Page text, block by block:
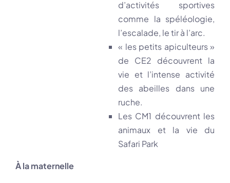
d’activités sportives
comme la spéléologie,
l’escalade, le tir à l’arc.
« les petits apiculteurs »
de CE2 découvrent la
vie et l’intense activité
des abeilles dans une
ruche.
Les CM1 découvrent les
animaux et la vie du
Safari Park
À la maternelle